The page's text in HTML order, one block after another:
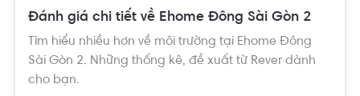
Đánh giá chi tiết về Ehome Đông Sài Gòn 2
Tìm hiểu nhiều hơn về môi trường tại Ehome Đông
Sài Gòn 2. Những thống kê, đề xuất từ Rever dành
cho bạn.